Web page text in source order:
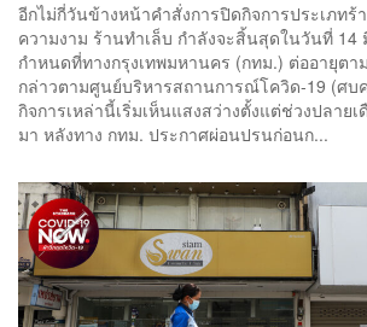
อีกไม่กี่วันข้างหน้าคำสั่งการปิดกิจการประเภทร้
ความงาม ร้านทำเล็บ กำลังจะสิ้นสุดในวันที่ 14
กำหนดที่ทางกรุงเทพมหานคร (กทม.) ต่ออายุต
กล่าวตามศูนย์บริหารสถานการณ์โควิด-19 (ศ
กิจการเหล่านี้เริ่มเห็นแสงสว่างตั้งแต่ช่วงปลาย
มา หลังทาง กทม. ประกาศผ่อนปรนก่อนก...